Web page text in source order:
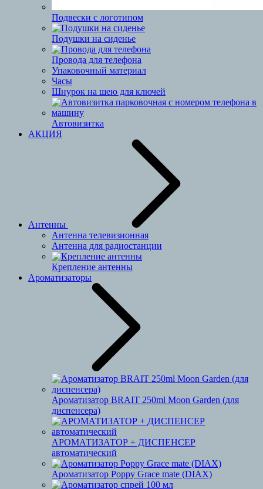
Подвески с логотипом
Подушки на сиденье
Провода для телефона
Упаковочный материал
Часы
Шнурок на шею для ключей
Автовизитка
АКЦИЯ
Антенны
Антенна телевизионная
Антенна для радиостанции
Крепление антенны
Ароматизаторы
Ароматизатор BRAIT 250ml Moon Garden (для
диспенсера)
АРОМАТИЗАТОР + ДИСПЕНСЕР
автоматический
Ароматизатор Poppy Grace mate (DIAX)